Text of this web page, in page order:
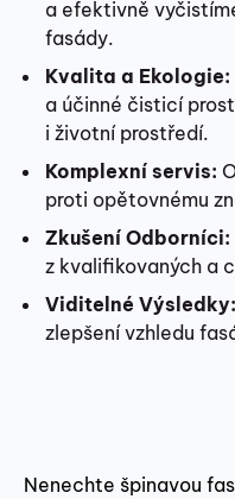
a efektivně
fasády.
Kvalita a Ekologie:
a účinné čisticí
i životní prostředí.
Komplexní servis:
proti opětovnému
Zkušení Odborníci:
z kvalifikovaných a
Viditelné Výsledky:
zlepšení vzhledu
Nenechte špinavou